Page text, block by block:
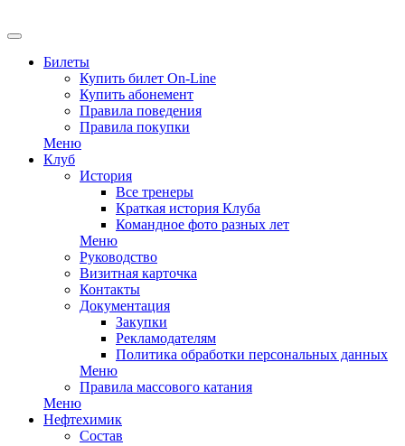
Билеты
Купить билет On-Line
Купить абонемент
Правила поведения
Правила покупки
Меню
Клуб
История
Все тренеры
Краткая история Клуба
Командное фото разных лет
Меню
Руководство
Визитная карточка
Контакты
Документация
Закупки
Рекламодателям
Политика обработки персональных данных
Меню
Правила массового катания
Меню
Нефтехимик
Состав